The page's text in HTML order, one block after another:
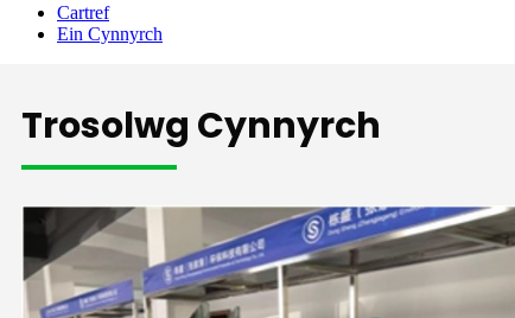
Cartref
Ein Cynnyrch
Trosolwg Cynnyrch